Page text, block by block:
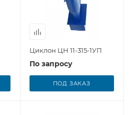
Циклон ЦН 11-315-1УП
По запросу
ПОД ЗАКАЗ